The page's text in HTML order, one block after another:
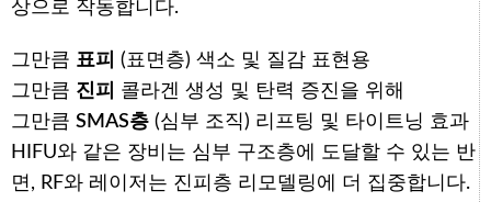
상으로 작동합니다.
그만큼 표피 (표면층) 색소 및 질감 표현용
그만큼 진피
콜라겐 생성 및 탄력 증진을 위해
그만큼 SMAS층 (심부 조직) 리프팅 및 타이트닝 효과
HIFU와 같은 장비는 심부 구조층에 도달할 수 있는 반
면, RF와 레이저는 진피층 리모델링에 더 집중합니다.